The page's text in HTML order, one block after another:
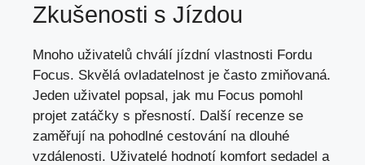
Zkušenosti s Jízdou
Mnoho uživatelů chválí jízdní vlastnosti Fordu
Focus. Skvělá ovladatelnost je často zmiňovaná.
Jeden uživatel popsal, jak mu Focus pomohl
projet zatáčky s přesností. Další recenze se
zaměřují na pohodlné cestování na dlouhé
vzdálenosti. Uživatelé hodnotí komfort sedadel a